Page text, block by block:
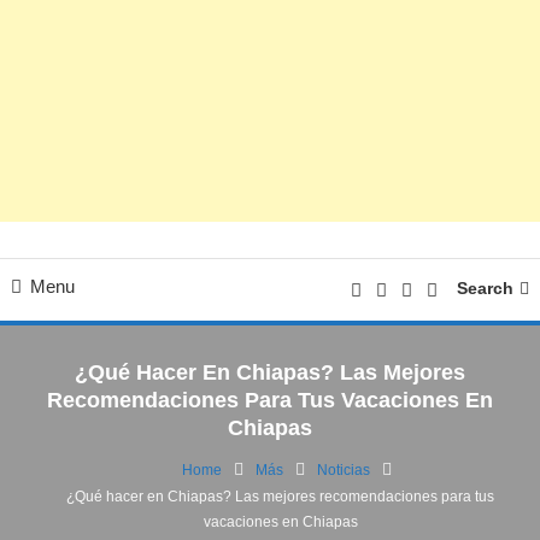
Menu Search
¿Qué Hacer En Chiapas? Las Mejores
Recomendaciones Para Tus Vacaciones En
Chiapas
Home Más
Noticias
¿Qué hacer en Chiapas? Las mejores recomendaciones para tus
vacaciones en Chiapas
Lifestyle|Finanzas
Noticias